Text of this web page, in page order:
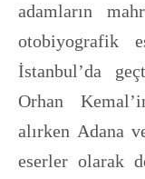
adamların
otobiyografik
İstanbul’da
Orhan
alırken Adana
eserler olarak